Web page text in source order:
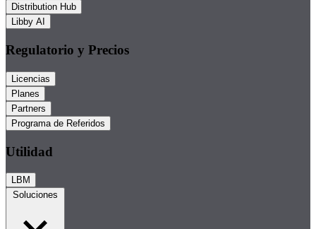
Distribution Hub
Libby AI
Regulatorio y Precios
Licencias
Planes
Partners
Programa de Referidos
Utilidad
LBM
Soluciones